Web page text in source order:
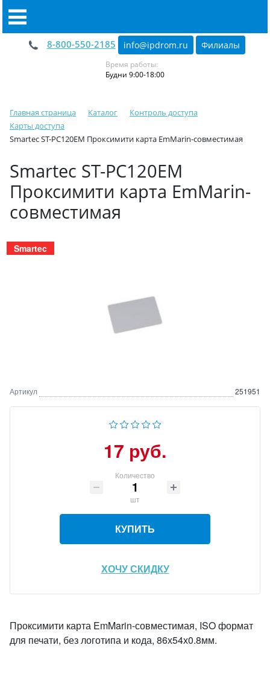
8-800-550-2185 info@ipdrom.ru Филиалы
Время работы:
Будни 9:00-18:00
Главная страница Каталог
Контроль доступа
Карты доступа
Smartec ST-PC120EM Проксимити карта EmMarin-совместимая
Smartec ST-PC120EM
Проксимити карта EmMarin-
совместимая
Smartec
Артикул 251951
17 руб.
Количество
шт
КУПИТЬ
ХОЧУ СКИДКУ
Проксимити карта EmMarin-совместимая, ISO формат
для печати, без логотипа и кода, 86х54х0.8мм.